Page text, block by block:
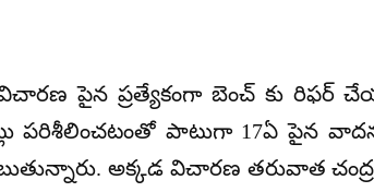
పైన ప్రత్యేకంగా బెంచ్ కు రిఫర్
పరిశీలించటంతో పాటుగా 17ఏ పైన
అక్కడ విచారణ తరువాత